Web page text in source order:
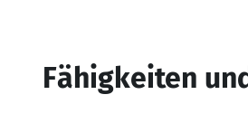
Fähigkeiten